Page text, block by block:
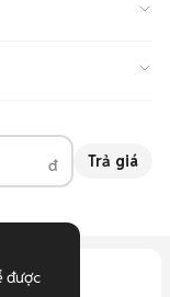
đ Trả giá
được